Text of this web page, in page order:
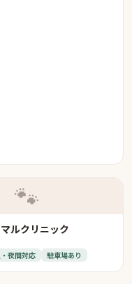
🐾
ルクリニック
夜間対応 駐車場あり